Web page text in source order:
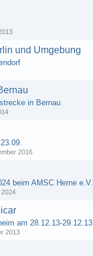
und Umgebung
in Bernau
2016
beim AMSC Herne e.V.
am 28.12.13-29.12.13
2013